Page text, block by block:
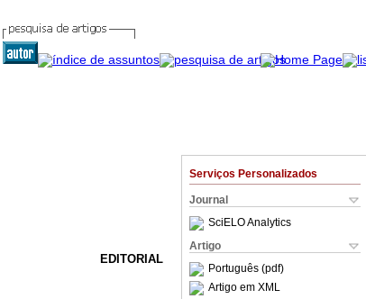
Serviços Personalizados
Journal
SciELO Analytics
Artigo
Português (pdf)
Artigo em XML
EDITORIAL